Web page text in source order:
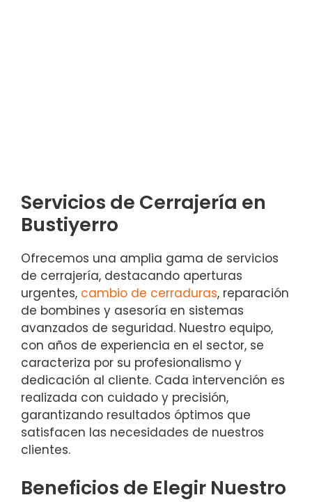
Servicios de Cerrajería en
Bustiyerro
Ofrecemos una amplia gama de servicios
de cerrajería, destacando aperturas
urgentes, cambio de cerraduras, reparación
de bombines y asesoría en sistemas
avanzados de seguridad. Nuestro equipo,
con años de experiencia en el sector, se
caracteriza por su profesionalismo y
dedicación al cliente. Cada intervención es
realizada con cuidado y precisión,
garantizando resultados óptimos que
satisfacen las necesidades de nuestros
clientes.
Beneficios de Elegir Nuestro